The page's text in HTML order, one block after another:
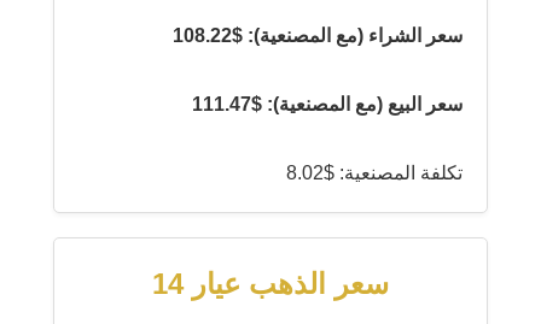
سعر الشراء (مع المصنعية): $108.22
سعر البيع (مع المصنعية): $111.47
تكلفة المصنعية: $8.02
سعر الذهب عيار 14